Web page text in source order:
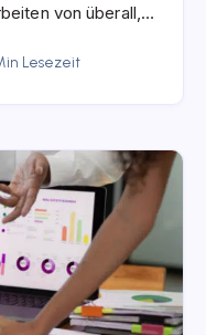
von überall,…
Lesezeit